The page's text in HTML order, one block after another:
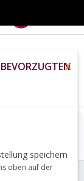
X
speichern
oben auf der